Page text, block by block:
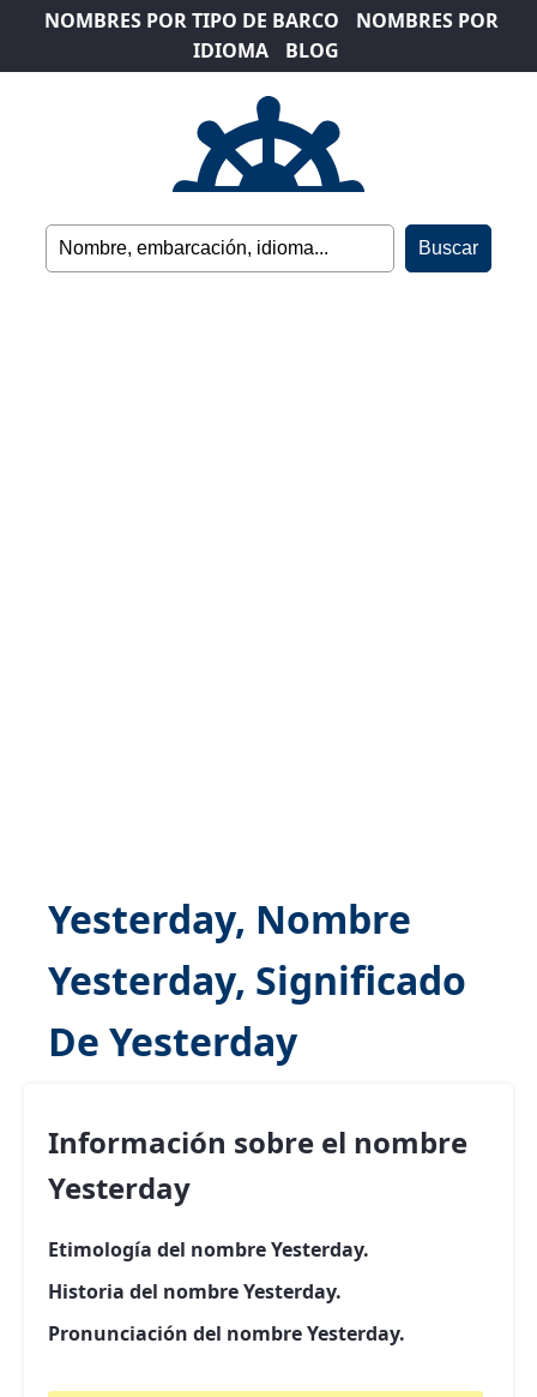
NOMBRES POR TIPO DE BARCO
NOMBRES POR
IDIOMA
BLOG
Yesterday, Nombre
Yesterday, Significado
De Yesterday
Información sobre el nombre
Yesterday
Etimología del nombre Yesterday.
Historia del nombre Yesterday.
Pronunciación del nombre Yesterday.